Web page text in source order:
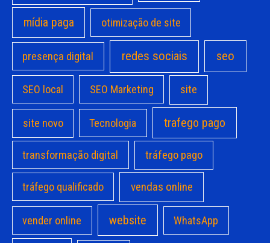
mídia paga otimização de site
presença digital redes sociais seo
SEO local SEO Marketing site
site novo Tecnologia trafego pago
transformação digital tráfego pago
tráfego qualificado vendas online
vender online website WhatsApp